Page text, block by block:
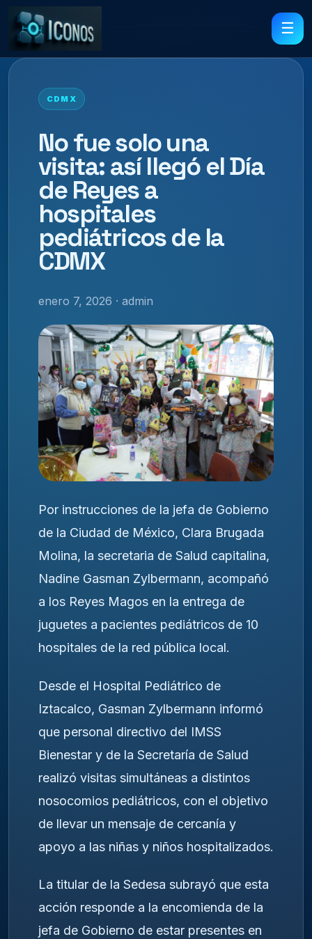
☰
CDMX
No fue solo una
visita: así llegó el Día
de Reyes a
hospitales
pediátricos de la
CDMX
enero 7, 2026 · admin
Por instrucciones de la jefa de Gobierno
de la Ciudad de México, Clara Brugada
Molina, la secretaria de Salud capitalina,
Nadine Gasman Zylbermann, acompañó
a los Reyes Magos en la entrega de
juguetes a pacientes pediátricos de 10
hospitales de la red pública local.
Desde el Hospital Pediátrico de
Iztacalco, Gasman Zylbermann informó
que personal directivo del IMSS
Bienestar y de la Secretaría de Salud
realizó visitas simultáneas a distintos
nosocomios pediátricos, con el objetivo
de llevar un mensaje de cercanía y
apoyo a las niñas y niños hospitalizados.
La titular de la Sedesa subrayó que esta
acción responde a la encomienda de la
jefa de Gobierno de estar presentes en